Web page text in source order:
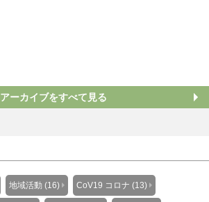
アーカイブをすべて見る
地域活動 (16) CoV19 コロナ (13)